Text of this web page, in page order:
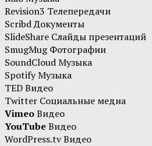
Revision3 Телепередачи
Scribd Документы
SlideShare Слайды презентаций
SmugMug Фотографии
SoundCloud Музыка
Spotify Музыка
TED Видео
Twitter Социальные медиа
VimeoВидео
YouTubeВидео
WordPress.tv Видео